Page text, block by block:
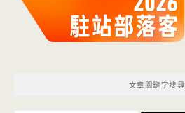
文章關鍵字搜尋